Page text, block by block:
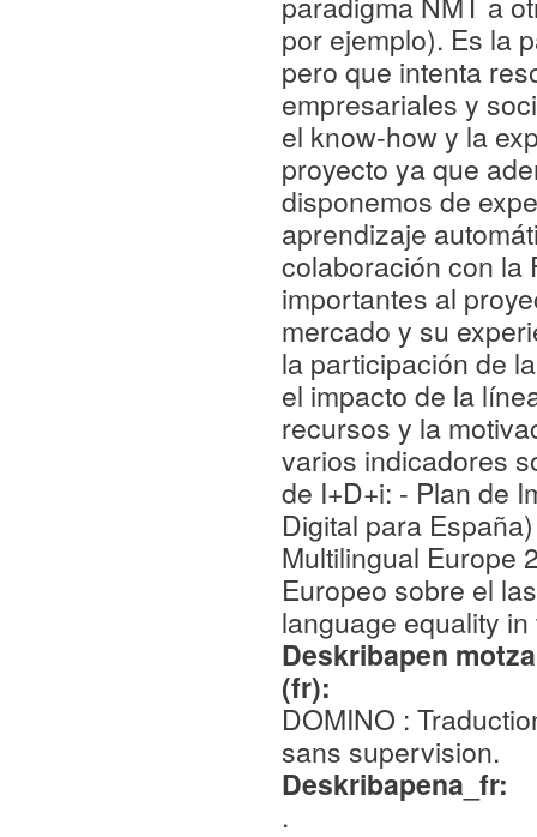
por ejemplo). Es la
pero que intenta
empresariales y
el know-how y la
proyecto ya que
disponemos de
aprendizaje
colaboración con la
importantes al
mercado y su
la participación de
el impacto de la
recursos y la
varios indicadores
de I+D+i: - Plan de
Digital para
Multilingual Europe
Europeo sobre el
language equality
Deskribapen
(fr):
DOMINO :
sans supervision.
Deskribapena_fr:
.